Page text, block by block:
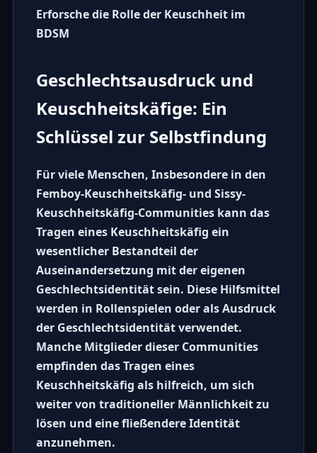
Erforsche die Rolle der Keuschheit im
BDSM
Geschlechtsausdruck und
Keuschheitskäfige: Ein
Schlüssel zur Selbstfindung
Für viele Menschen, Insbesondere in den
Femboy-Keuschheitskäfig- und Sissy-
Keuschheitskäfig-Communities kann das
Tragen eines Keuschheitskäfig ein
wesentlicher Bestandteil der
Auseinandersetzung mit der eigenen
Geschlechtsidentität sein. Diese Hilfsmittel
werden in Rollenspielen oder als Ausdruck
der Geschlechtsidentität verwendet.
Manche Mitglieder dieser Communities
empfinden das Tragen eines
Keuschheitskäfig als hilfreich, um sich
weiter von traditioneller Männlichkeit zu
lösen und eine fließendere Identität
anzunehmen.